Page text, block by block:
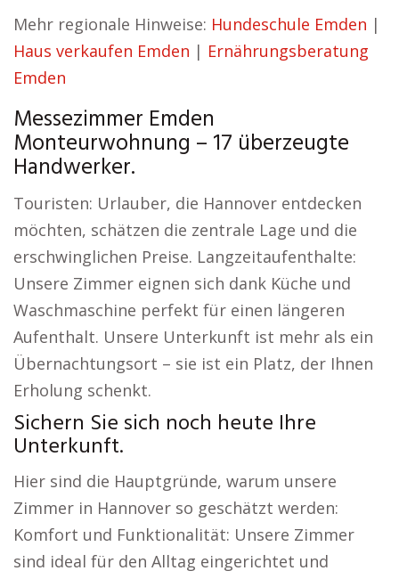
Mehr regionale Hinweise: Hundeschule Emden |
Haus verkaufen Emden | Ernährungsberatung
Emden
Messezimmer Emden
Monteurwohnung – 17 überzeugte
Handwerker.
Touristen: Urlauber, die Hannover entdecken
möchten, schätzen die zentrale Lage und die
erschwinglichen Preise. Langzeitaufenthalte:
Unsere Zimmer eignen sich dank Küche und
Waschmaschine perfekt für einen längeren
Aufenthalt. Unsere Unterkunft ist mehr als ein
Übernachtungsort – sie ist ein Platz, der Ihnen
Erholung schenkt.
Sichern Sie sich noch heute Ihre
Unterkunft.
Hier sind die Hauptgründe, warum unsere
Zimmer in Hannover so geschätzt werden:
Komfort und Funktionalität: Unsere Zimmer
sind ideal für den Alltag eingerichtet und